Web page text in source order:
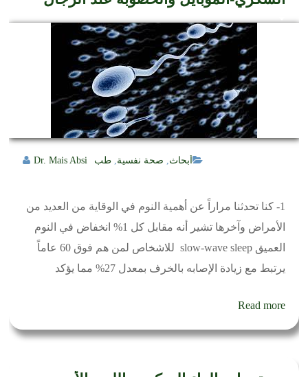
Dr. Mais Absi أبحاث صحة نفسية طب
1- كنا تحدثنا مراراً عن أهمية النوم في الوقاية من العديد من
الأمراض وآخرها تشير أنه مقابل كل 1% انخفاض في النوم
العميق slow-wave sleep للاشخاص لمن هم فوق 60 عاماً
يرتبط مع زيادة الإصابه بالخرف بمعدل 27% مما يؤكد
Read more